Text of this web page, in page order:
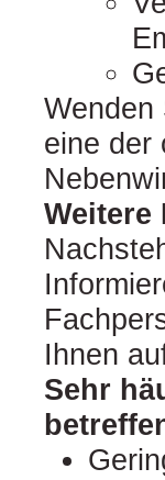
Wenden
eine der
Weitere
Ihnen
Sehr